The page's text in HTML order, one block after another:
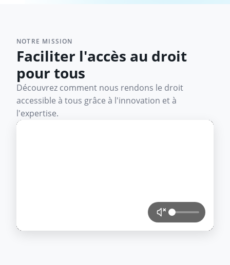
NOTRE MISSION
Faciliter l'accès au droit
pour tous
Découvrez comment nous rendons le droit
accessible à tous grâce à l'innovation et à
l'expertise.